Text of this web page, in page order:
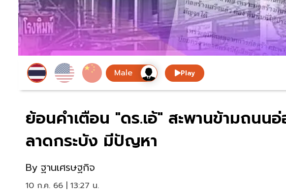
Play
ย้อนคำเตือน "ดร.เอ้" สะพานข้ามถนน
ลาดกระบัง มีปัญหา
By ฐานเศรษฐกิจ
10 ก.ค. 66 | 13:27 น.